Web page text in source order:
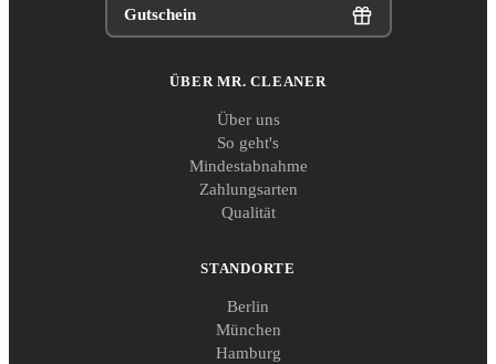
Gutschein
ÜBER MR. CLEANER
Über uns
So geht's
Mindestabnahme
Zahlungsarten
Qualität
STANDORTE
Berlin
München
Hamburg